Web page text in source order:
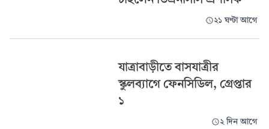
২১ ঘণ্টা আগে
যাত্রাবাড়ীতে বাসযাত্রীর
স্কুলব্যাগে ফেনসিডিল, গ্রেপ্তার
১
২ দিন আগে